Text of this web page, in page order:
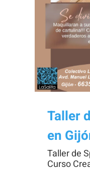
Taller
en
Taller de
Curso